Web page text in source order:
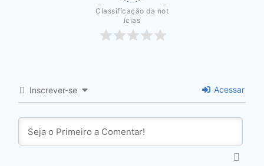
Classificação da not
ícias
Inscrever-se Acessar